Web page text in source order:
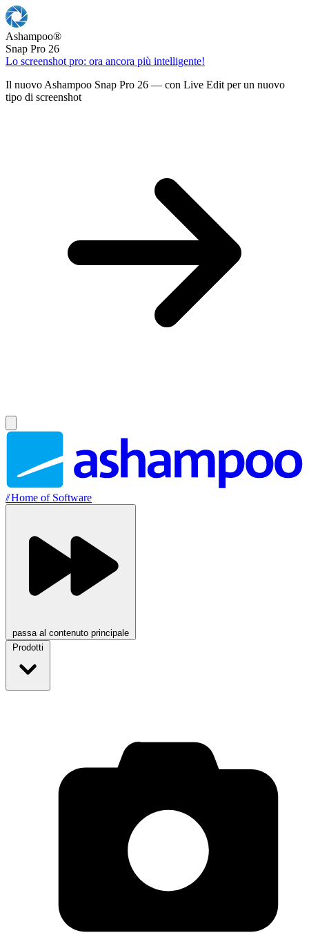
Ashampoo®
Snap Pro 26
Lo screenshot pro: ora ancora più intelligente!
Il nuovo Ashampoo Snap Pro 26 — con Live Edit per un nuovo
tipo di screenshot
//Home of Software
passa al contenuto principale
Prodotti